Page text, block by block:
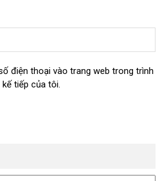
điện thoại vào trang web trong trình
tiếp của tôi.